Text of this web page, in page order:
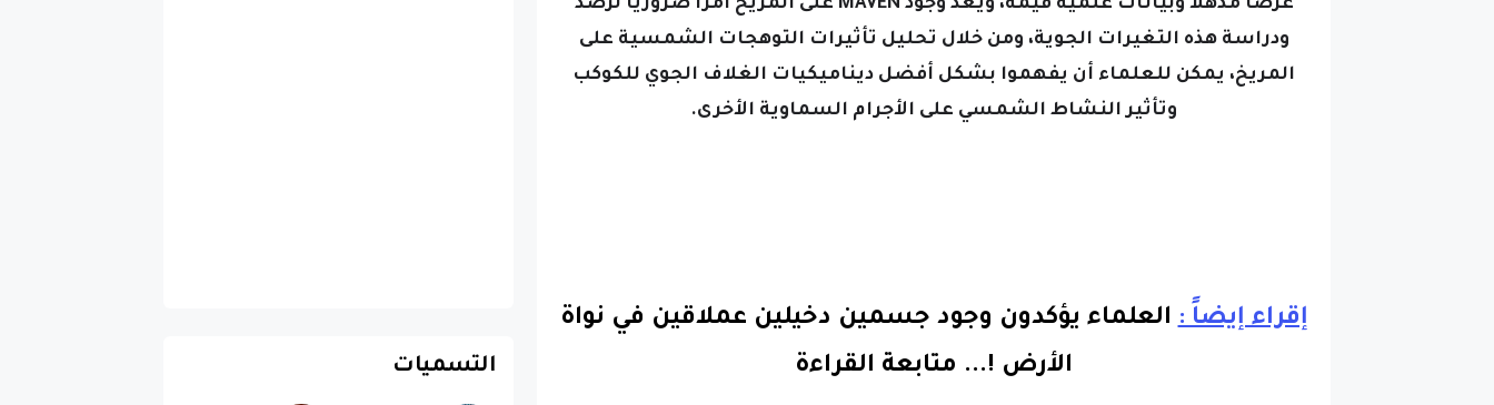
ودراسة هذه التغيرات الجوية، ومن خلال تحليل تأثيرات التوهجات الشمسية على
المريخ، يمكن للعلماء أن يفهموا بشكل أفضل ديناميكيات الغلاف الجوي للكوكب
وتأثير النشاط الشمسي على الأجرام السماوية الأخرى.
إقراء إيضاً : العلماء يؤكدون وجود جسمين دخيلين عملاقين في نواة
الأرض !... متابعة القراءة التسميات